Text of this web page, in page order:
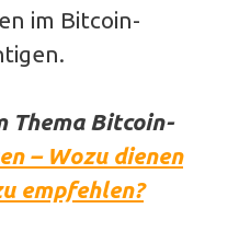
im Bitcoin-
Thema Bitcoin-
– Wozu dienen
empfehlen?